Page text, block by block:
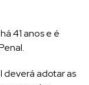
41 anos e é
deverá adotar as